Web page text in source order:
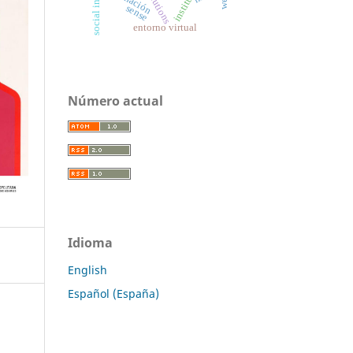
entorno virtual
sense
Número actual
Idioma
English
Español (España)